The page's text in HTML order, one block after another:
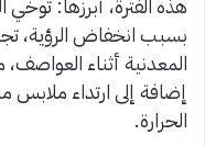
هذه الفترة، أبرزها: توخي
بسبب انخفاض الرؤية،
المعدنية أثناء العواصف،
إضافة إلى ارتداء
الحرارة.